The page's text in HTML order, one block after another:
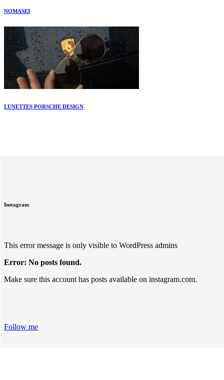
NOMASEI
LUNETTES PORSCHE DESIGN
Instagram
This error message is only visible to WordPress admins
Error: No posts found.
Make sure this account has posts available on instagram.com.
Follow me